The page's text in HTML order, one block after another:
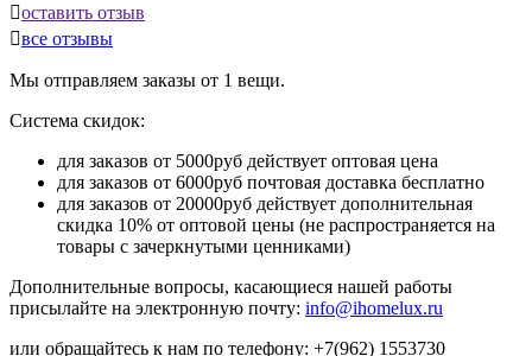
оставить отзыв
все отзывы
Мы отправляем заказы от 1 вещи.
Система скидок:
для заказов от 5000руб действует оптовая цена
для заказов от 6000руб почтовая доставка бесплатно
для заказов от 20000руб действует дополнительная
скидка 10% от оптовой цены (не распространяется на
товары с зачеркнутыми ценниками)
Дополнительные вопросы, касающиеся нашей работы
присылайте на электронную почту: info@ihomelux.ru
или обращайтесь к нам по телефону: +7(962) 1553730